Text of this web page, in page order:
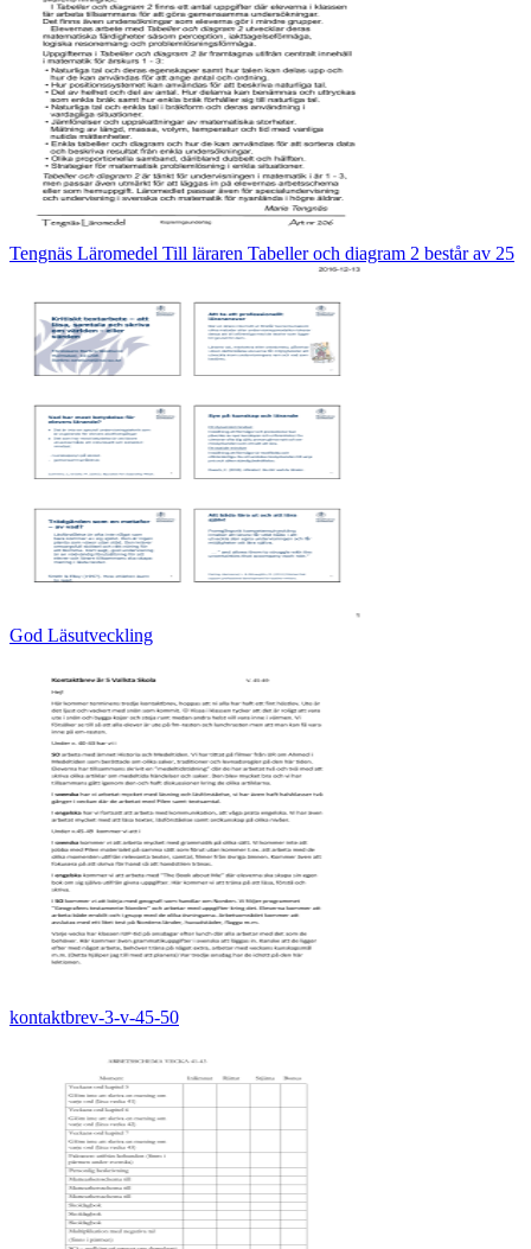
Tengnäs Läromedel Till läraren Tabeller och diagram 2 består av 25
God Läsutveckling
kontaktbrev-3-v-45-50